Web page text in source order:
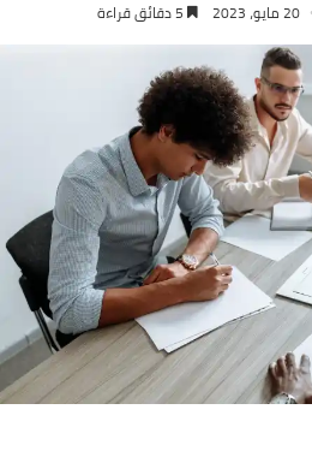
20 مايو، 2023